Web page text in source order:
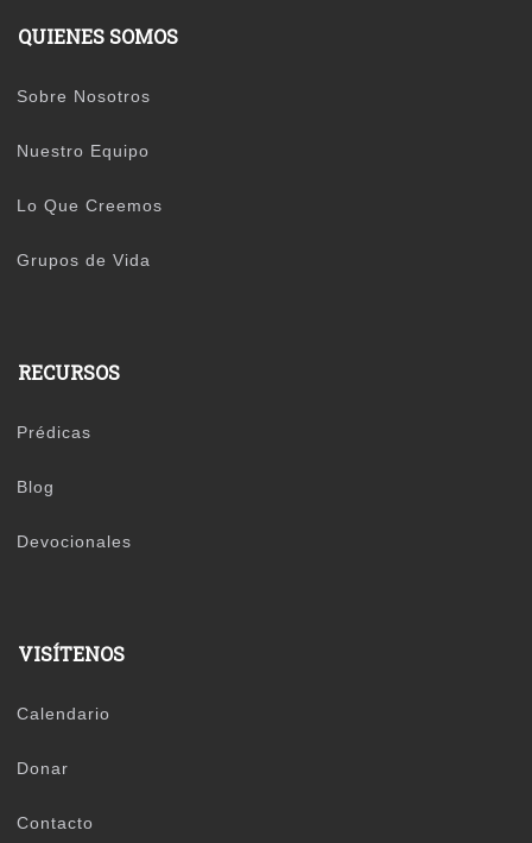
QUIENES SOMOS
Sobre Nosotros
Nuestro Equipo
Lo Que Creemos
Grupos de Vida
RECURSOS
Prédicas
Blog
Devocionales
VISÍTENOS
Calendario
Donar
Contacto